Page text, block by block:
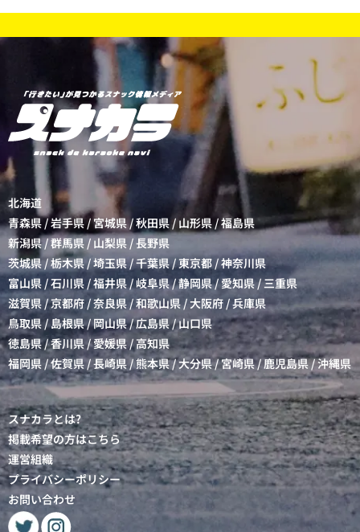
北海道
青森県/岩手県/宮城県/秋田県 / 山形県/福島県
新潟県/群馬県 / 山梨県 /長野県
茨城県 /栃木県/埼玉県/千葉県/東京都 /神奈川県
富山県 /石川県 /福井県/岐阜県/静岡県/愛知県/三重県
滋賀県/京都府/奈良県 /和歌山県/大阪府 /兵庫県
鳥取県 / 島根県/岡山県/広島県/山口県
徳島県/香川県/愛媛県 /高知県
福岡県 /佐賀県 /長崎県/熊本県/大分県/宮崎県/鹿児島県/沖縄県
スナカラとは?
掲載希望の方はこちら
運営組織
プライバシーポリシー
お問い合わせ